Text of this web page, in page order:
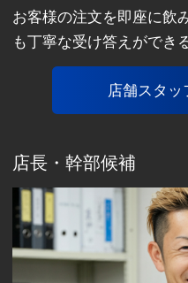
お客様の注文を即座に飲
も丁寧な受け答えができ
店舗スタッ
店長・幹部候補